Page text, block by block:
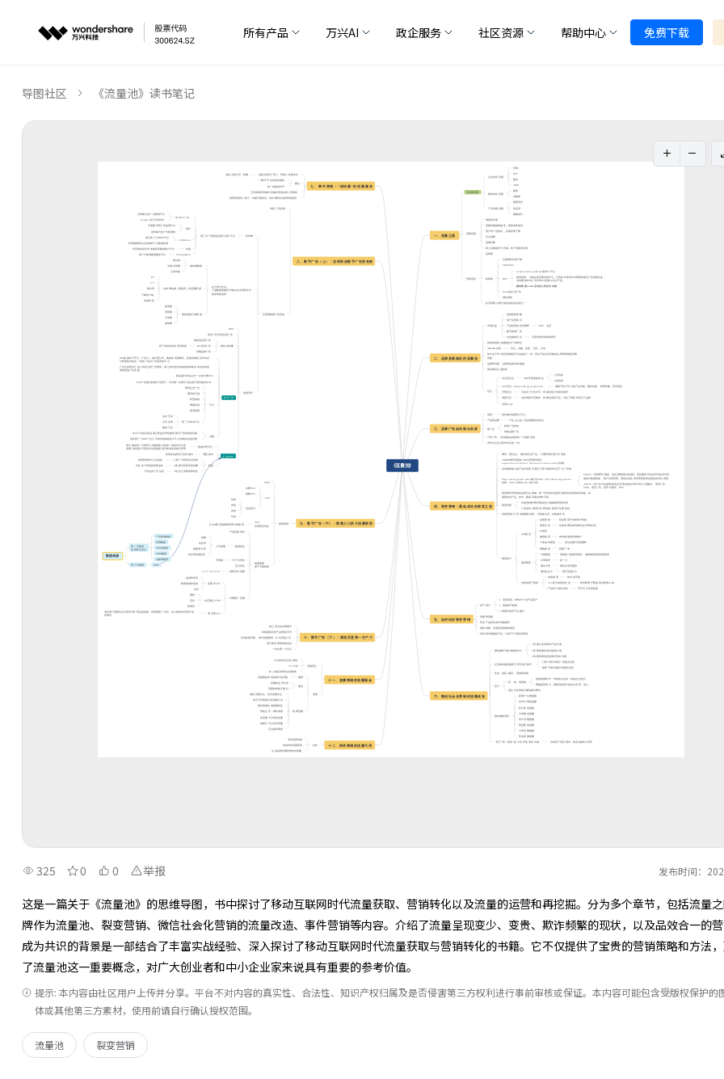
所有产品 万兴AI 政企服务 社区资源 帮助中心 免费下载
导图社区 《流量池》读书笔记
325 0 0 举报 发布时间：
这是一篇关于《流量池》的思维导图，书中探讨了移动互联网时代流量获取、营销转化以及流量的运营和再挖掘。分为多个章节，包括流量
牌作为流量池、裂变营销、微信社会化营销的流量改造、事件营销等内容。介绍了流量呈现变少、变贵、欺诈频繁的现状，以及品效合一的
成为共识的背景是一部结合了丰富实战经验、深入探讨了移动互联网时代流量获取与营销转化的书籍。它不仅提供了宝贵的营销策略和方法
了流量池这一重要概念，对广大创业者和中小企业家来说具有重要的参考价值。
提示: 本内容由社区用户上传并分享。平台不对内容的真实性、合法性、知识产权归属及是否侵害第三方权利进行事前审核或保证。本内容可能包含受版权保护的
体或其他第三方素材，使用前请自行确认授权范围。
流量池 裂变营销